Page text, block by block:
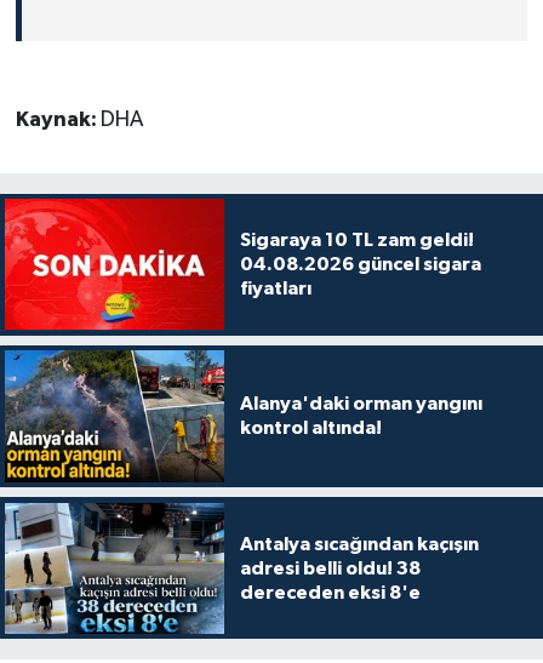
Kaynak: DHA
Sigaraya 10 TL zam geldi!
04.08.2026 güncel sigara
fiyatları
Alanya'daki orman yangını
kontrol altında!
Antalya sıcağından kaçışın
adresi belli oldu! 38
dereceden eksi 8'e